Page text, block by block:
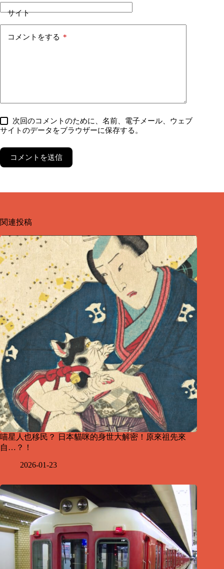
サイト
コメントをする *
次回のコメントのために、名前、電子メール、ウェブ
サイトのデータをブラウザーに保存する。
コメントを送信
関連投稿
喵星人也移民？ 日本貓咪的身世大解密！原來祖先來
自…？！
2026-01-23